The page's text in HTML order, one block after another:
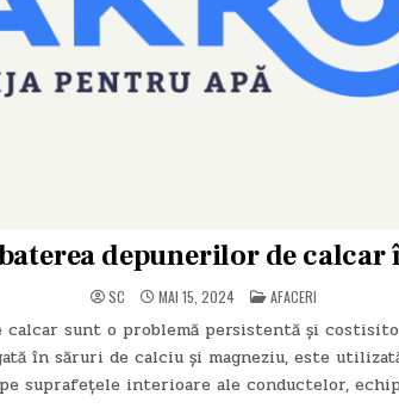
depunerilor de
SC MAI 15, 2024 POSTED
IN
AFACERI
sunt o problemă persistentă și
în săruri de calciu și magneziu, este
suprafețele interioare ale conductelor,